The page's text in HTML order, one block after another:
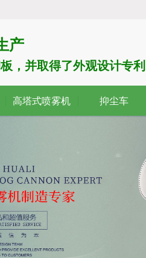
产
，并取得了外观设计专利
高塔式喷雾机 抑尘车